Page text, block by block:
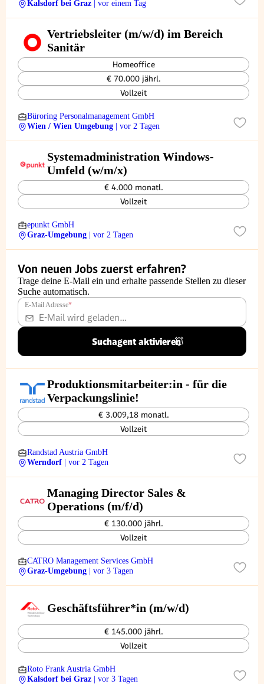
Kalsdorf bei Graz | vor einem Tag
Vertriebsleiter (m/w/d) im Bereich
Sanitär
Homeoffice
€ 70.000 jährl.
Vollzeit
Büroring Personalmanagement GmbH
Wien / Wien Umgebung
| vor 2 Tagen
Systemadministration Windows-
Umfeld (w/m/x)
€ 4.000 monatl.
Vollzeit
epunkt GmbH
Graz-Umgebung
| vor 2 Tagen
Von neuen Jobs zuerst erfahren?
Trage deine E-Mail ein und erhalte passende Stellen zu dieser
Suche automatisch.
E-Mail Adresse*
Suchagent aktivieren
Produktionsmitarbeiter:in - für die
Verpackungslinie!
€ 3.009,18 monatl.
Vollzeit
Randstad Austria GmbH
Werndorf
| vor 2 Tagen
Managing Director Sales &
Operations (m/f/d)
€ 130.000 jährl.
Vollzeit
CATRO Management Services GmbH
Graz-Umgebung
| vor 3 Tagen
Geschäftsführer*in (m/w/d)
€ 145.000 jährl.
Vollzeit
Roto Frank Austria GmbH
Kalsdorf bei Graz
| vor 3 Tagen